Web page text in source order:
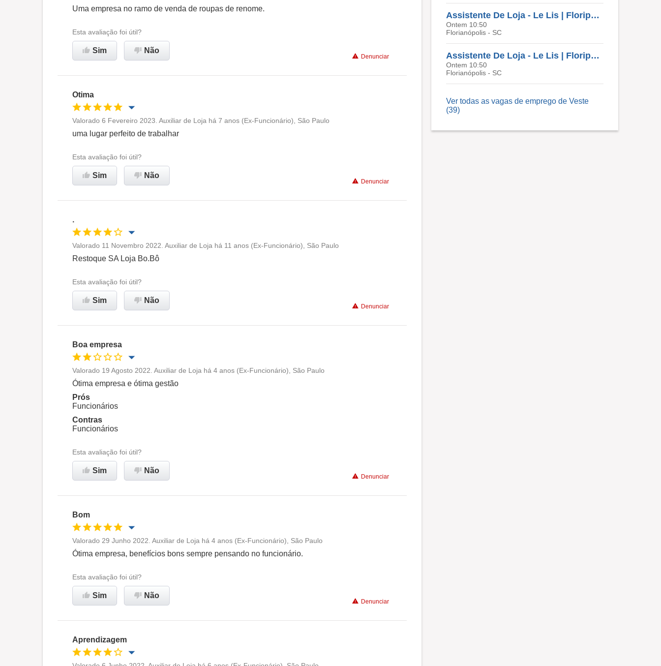
Oportunidade de promoção
Ambiente de trabalho
Conciliação com a vida familiar
Recomenda esta empresa
Uma empresa no ramo de venda de roupas de renome.
Esta avaliação foi útil?
Sim Não
Denunciar
Otima
Oportunidade de promoção
Ambiente de trabalho
Recomenda esta empresa
Valorado 6 Fevereiro 2023. Auxiliar de Loja há 7 anos (Ex-Funcionário), São Paulo
uma lugar perfeito de trabalhar
Esta avaliação foi útil?
Sim Não
Denunciar
.
Oportunidade de promoção
Ambiente de trabalho
Recomenda esta empresa
Valorado 11 Novembro 2022. Auxiliar de Loja há 11 anos (Ex-Funcionário), São Paulo
Restoque SA Loja Bo.Bô
Esta avaliação foi útil?
Sim Não
Denunciar
Boa empresa
Oportunidade de promoção
Ambiente de trabalho
Não recomenda esta
Valorado 19 Agosto 2022. Auxiliar de Loja há 4 anos (Ex-Funcionário), São Paulo
Ótima empresa e ótima gestão
Prós
Funcionários
Contras
Funcionários
Esta avaliação foi útil?
Sim Não
Denunciar
Bom
Oportunidade de promoção
Ambiente de trabalho
Conciliação com a vida familiar
Recomenda esta empresa
Valorado 29 Junho 2022. Auxiliar de Loja há 4 anos (Ex-Funcionário), São Paulo
Ótima empresa, benefícios bons sempre pensando no funcionário.
Esta avaliação foi útil?
Sim Não
Denunciar
Aprendizagem
Assistente De Loja - Le Lis | Floripa Beira Mar
Ontem 10:50
Florianópolis - SC
Assistente De Loja - Le Lis | Floripa Iguatemi
Ontem 10:50
Florianópolis - SC
Ver todas as vagas de emprego de Veste
(39)